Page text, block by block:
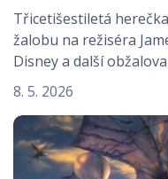
Třicetišestiletá
žalobu na režiséra
Disney a další
8. 5. 2026